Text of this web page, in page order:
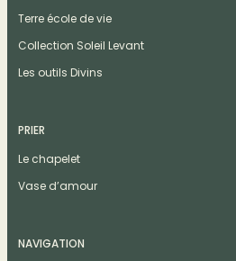
Terre école de vie
Collection Soleil Levant
Les outils Divins
PRIER
Le chapelet
Vase d’amour
NAVIGATION